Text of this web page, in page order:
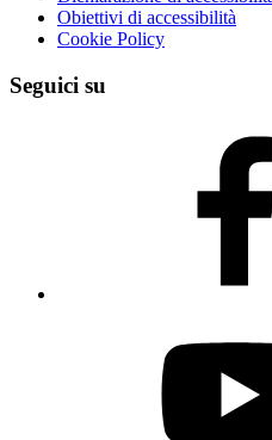
Obiettivi di accessibilità
Cookie Policy
Seguici su